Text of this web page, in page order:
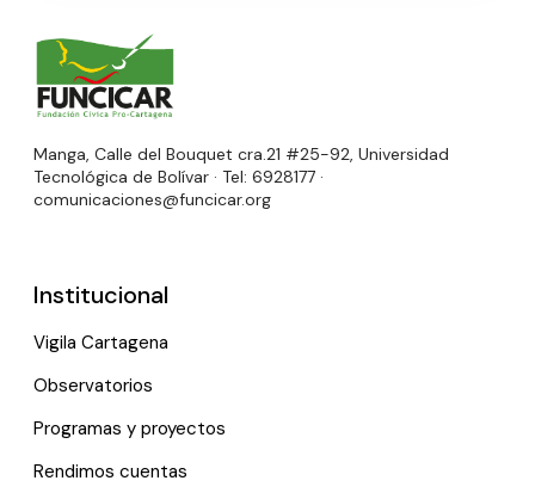
Manga, Calle del Bouquet cra.21 #25-92, Universidad
Tecnológica de Bolívar · Tel: 6928177 ·
comunicaciones@funcicar.org
Institucional
Vigila Cartagena
Observatorios
Programas y proyectos
Rendimos cuentas